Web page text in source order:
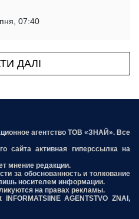
07:40
ДАЛІ
агентство ТОВ «ЗНАЙ». Все
сайта активная гиперссылка на
мнение редакции.
за обоснованность и толкование
носителем информации.
на правах рекламы.
AGENTSTVO ZNAI,